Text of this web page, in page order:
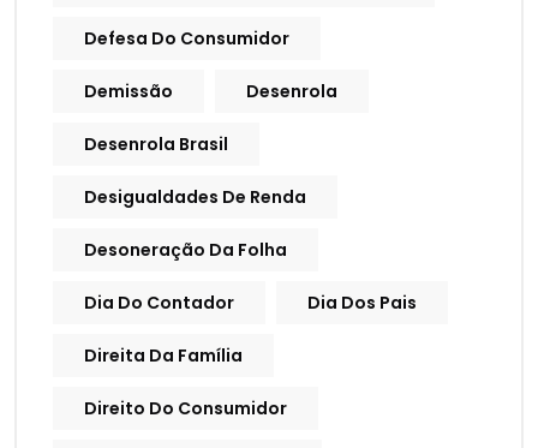
Defesa Do Consumidor
Demissão Desenrola
Desenrola Brasil
Desigualdades De Renda
Desoneração Da Folha
Dia Do Contador Dia Dos Pais
Direita Da Família
Direito Do Consumidor